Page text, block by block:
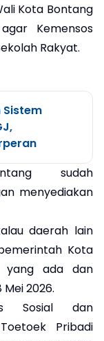
Kota Bontang
Kemensos
Rakyat.
Sistem
sudah
menyediakan
daerah lain
Kota
yang ada dan
Mei 2026.
Sosial dan
Pribadi